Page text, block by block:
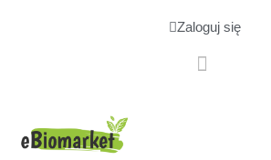
Zaloguj się